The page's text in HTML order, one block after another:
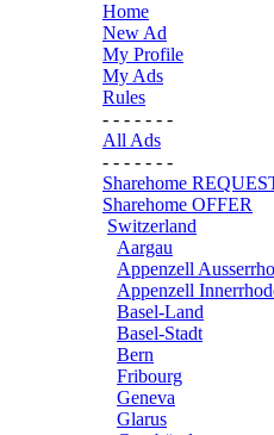
Home
New Ad
My Profile
My Ads
Rules
- - - - - - -
All Ads
- - - - - - -
Sharehome
Sharehome OFFER
Switzerland
Aargau
Appenzell
Appenzell
Basel-Land
Basel-Stadt
Bern
Fribourg
Geneva
Glarus